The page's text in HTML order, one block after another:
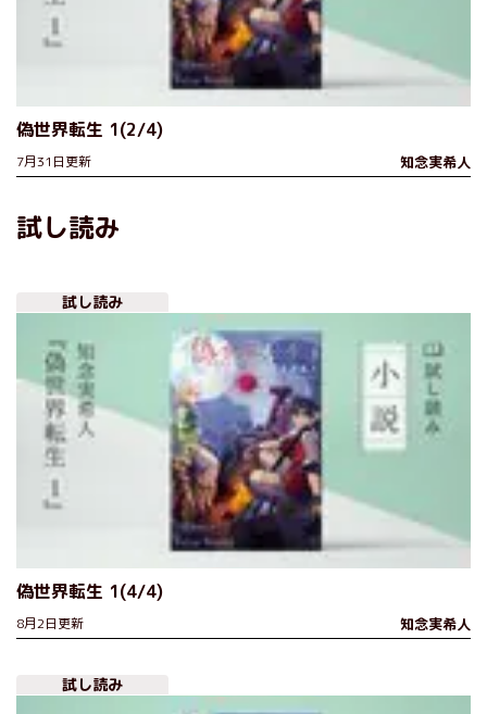
偽世界転生 1(2/4)
7月31日更新 知念実希人
試し読み
試し読み
偽世界転生 1(4/4)
8月2日更新 知念実希人
試し読み